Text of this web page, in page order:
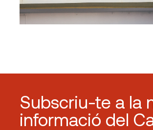
Subscriu-te a la
informació del